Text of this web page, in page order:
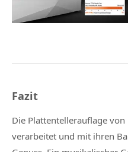
Fazit
Die Plattentellerauflage
verarbeitet und mit ihren